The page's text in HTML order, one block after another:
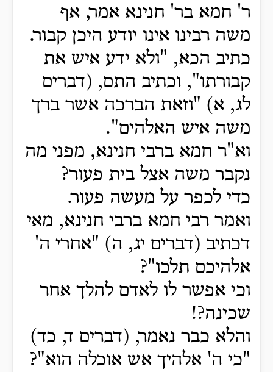
ר' חמא בר' חנינא אמר, אף
משה רבינו אינו יודע היכן קבור.
כתיב הכא, "ולא ידע איש את
קבורתו", וכתיב התם, (דברים
לג, א) "וזאת הברכה אשר ברך
משה איש האלהים".
וא"ר חמא ברבי חנינא, מפני מה
נקבר משה אצל בית פעור?
כדי לכפר על מעשה פעור.
ואמר רבי חמא ברבי חנינא, מאי
דכתיב (דברים יג, ה) "אחרי ה'
אלהיכם תלכו"?
וכי אפשר לו לאדם להלך אחר
שכינה?!
והלא כבר נאמר, (דברים ד, כד)
"כי ה' אלהיך אש אוכלה הוא"?